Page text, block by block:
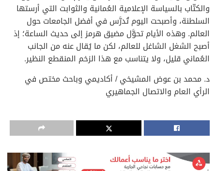
والكتّاب بالسياسة الإعلامية العُمانية والثوابت التي أرستها
السلطنة، وأصبحت اليوم تُدرَّس في أفضل الجامعات حول
العالم. وهذه الأيام تحوَّل مضيق هرمز إلى حديث الساعة؛ إذ
أصبح الشغل الشاغل للعالم، لكن ما يُقال عنه من الجانب
العُماني قليل، ولا يتناسب مع هذا الزخم المنقطع النظير.
د. محمد بن عوض المشيخي / أكاديمي وباحث مختص في
الرأي العام والاتصال الجماهيري